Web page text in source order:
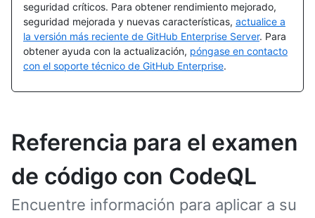
seguridad críticos. Para obtener rendimiento mejorado,
seguridad mejorada y nuevas características, actualice a
la versión más reciente de GitHub Enterprise Server. Para
obtener ayuda con la actualización, póngase en contacto
con el soporte técnico de GitHub Enterprise.
Referencia para el examen
de código con CodeQL
Encuentre información para aplicar a su